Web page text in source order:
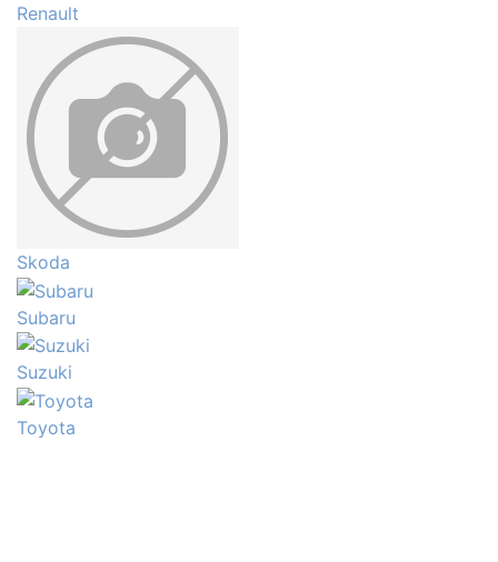
Renault
Skoda
Subaru
Suzuki
Toyota